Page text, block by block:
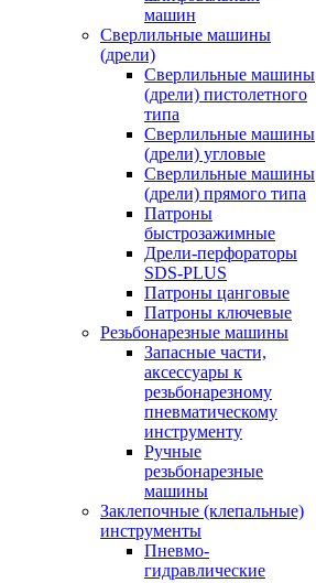
машин
Сверлильные машины
(дрели)
Сверлильные машины
(дрели) пистолетного
типа
Сверлильные машины
(дрели) угловые
Сверлильные машины
(дрели) прямого типа
Патроны
быстрозажимные
Дрели-перфораторы
SDS-PLUS
Патроны цанговые
Патроны ключевые
Резьбонарезные машины
Запасные части,
аксессуары к
резьбонарезному
пневматическому
инструменту
Ручные
резьбонарезные
машины
Заклепочные (клепальные)
инструменты
Пневмо-
гидравлические